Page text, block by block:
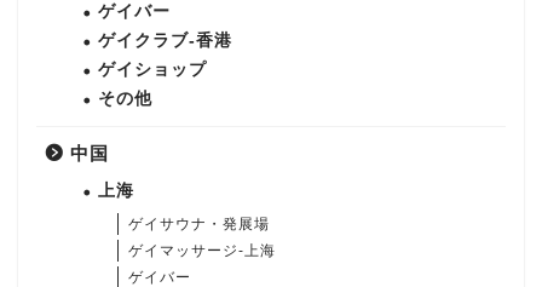
ゲイバー
ゲイクラブ-香港
ゲイショップ
その他
中国
上海
ゲイサウナ・発展場
ゲイマッサージ-上海
ゲイバー